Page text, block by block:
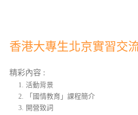
香港大專生北京實習交
精彩內容 :
活動背景
「國情教育」課程簡介
開營致詞